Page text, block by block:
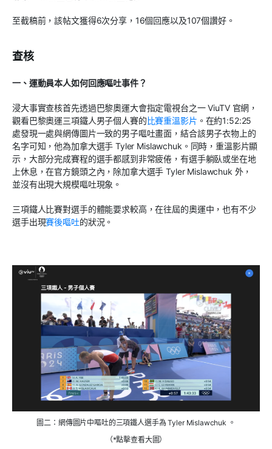
至截稿前，該帖文獲得6次分享， 16個回應以及107個讚好。
查核
一、運動員本人如何回應嘔吐事件？
浸大事實查核首先透過巴黎奧運大會指定電視台之一ViuTV 官網，
觀看巴黎奧運三項鐵人男子個人賽的比賽重溫影片 。在約1:52:25
處發現一處與網傳圖片一致的男子嘔吐畫面，結合該男子衣物上的
名字可知，他為加拿大選手 Tyler Mislawchuk 。同時，重溫影片顯
示，大部分完成賽程的選手都感到非常疲倦，有選手躺臥或坐在地
上休息，在官方鏡頭之內，除加拿大選手 Tyler Mislawchuk 外，
並沒有出現大規模嘔吐現象。
三項鐵人比賽對選手的體能要求較高，在往屆的奧運中，也有不少
選手出現賽後嘔吐的狀況。
圖二：網傳圖片中嘔吐的三項鐵人選手為 Tyler Mislawchuk 。
（*點擊查看大圖）